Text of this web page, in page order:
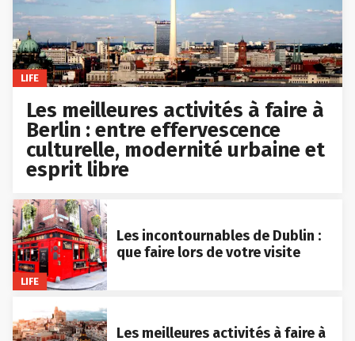
LIFE
Les meilleures activités à faire à
Berlin : entre effervescence
culturelle, modernité urbaine et
esprit libre
LIFE
Les incontournables de Dublin :
que faire lors de votre visite
Les meilleures activités à faire à